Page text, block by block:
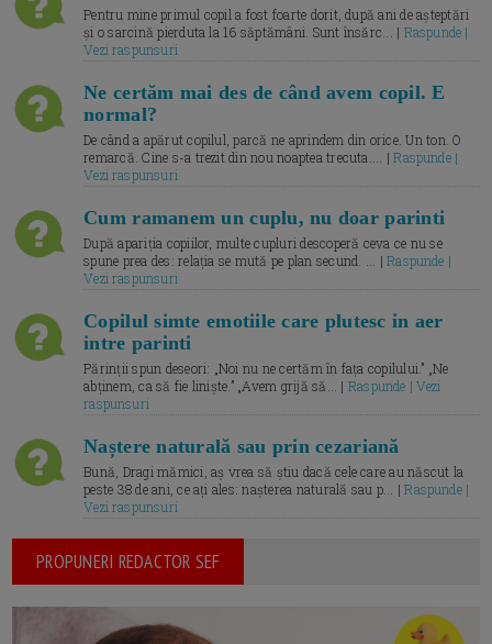
Pentru mine primul copil a fost foarte dorit, după ani de așteptări
și o sarcină pierduta la 16 săptămâni. Sunt însărc... | Raspunde |
Vezi raspunsuri
Ne certăm mai des de când avem copil. E
normal?
De când a apărut copilul, parcă ne aprindem din orice. Un ton. O
remarcă. Cine s-a trezit din nou noaptea trecuta.... |Raspunde |
Vezi raspunsuri
Cum ramanem un cuplu, nu doar parinti
După apariția copiilor, multe cupluri descoperă ceva ce nu se
spune prea des: relația se mută pe plan secund. ... |Raspunde |
Vezi raspunsuri
Copilul simte emotiile care plutesc in aer
intre parinti
Părinții spun deseori: „Noi nu ne certăm în fața copilului.” „Ne
abținem, ca să fie liniște.” „Avem grijă să... | Raspunde | Vezi
raspunsuri
Naștere naturală sau prin cezariană
Bună, Dragi mămici, aș vrea să știu dacă cele care au născut la
peste 38 de ani, ce ați ales: nașterea naturală sau p... |Raspunde |
Vezi raspunsuri
PROPUNERI REDACTOR SEF